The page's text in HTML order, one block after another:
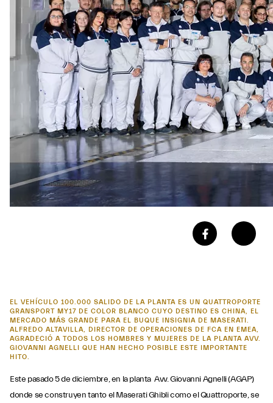
EL VEHÍCULO 100.000 SALIDO DE LA PLANTA ES UN QUATTROPORTE
GRANSPORT MY17 DE COLOR BLANCO CUYO DESTINO ES CHINA, EL
MERCADO MÁS GRANDE PARA EL BUQUE INSIGNIA DE MASERATI.
ALFREDO ALTAVILLA, DIRECTOR DE OPERACIONES DE FCA EN EMEA,
AGRADECIÓ A TODOS LOS HOMBRES Y MUJERES DE LA PLANTA AVV.
GIOVANNI AGNELLI QUE HAN HECHO POSIBLE ESTE IMPORTANTE
HITO.
Este pasado 5 de diciembre, en la planta Avv. Giovanni Agnelli (AGAP)
donde se construyen tanto el Maserati Ghibli como el Quattroporte, se